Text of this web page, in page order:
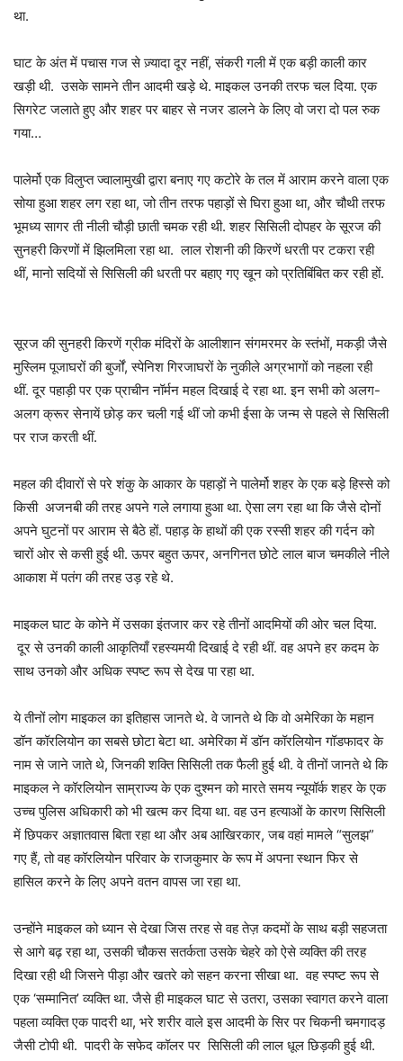
था.
घाट के अंत में पचास गज से ज़्यादा दूर नहीं, संकरी गली में एक बड़ी काली कार
खड़ी थी. उसके सामने तीन आदमी खड़े थे. माइकल उनकी तरफ चल दिया. एक
सिगरेट जलाते हुए और शहर पर बाहर से नजर डालने के लिए वो जरा दो पल रुक
गया…
पालेर्मो एक विलुप्त ज्वालामुखी द्वारा बनाए गए कटोरे के तल में आराम करने वाला एक
सोया हुआ शहर लग रहा था, जो तीन तरफ पहाड़ों से घिरा हुआ था, और चौथी तरफ
भूमध्य सागर ती नीली चौड़ी छाती चमक रही थी. शहर सिसिली दोपहर के सूरज की
सुनहरी किरणों में झिलमिला रहा था. लाल रोशनी की किरणें धरती पर टकरा रही
थीं, मानो सदियों से सिसिली की धरती पर बहाए गए खून को प्रतिबिंबित कर रही हों.
सूरज की सुनहरी किरणें ग्रीक मंदिरों के आलीशान संगमरमर के स्तंभों, मकड़ी जैसे
मुस्लिम पूजाघरों की बुर्जों, स्पेनिश गिरजाघरों के नुकीले अग्रभागों को नहला रही
थीं. दूर पहाड़ी पर एक प्राचीन नॉर्मन महल दिखाई दे रहा था. इन सभी को अलग-
अलग क्रूर सेनायें छोड़ कर चली गई थीं जो कभी ईसा के जन्म से पहले से सिसिली
पर राज करती थीं.
महल की दीवारों से परे शंकु के आकार के पहाड़ों ने पालेर्मो शहर के एक बड़े हिस्से को
किसी अजनबी की तरह अपने गले लगाया हुआ था. ऐसा लग रहा था कि जैसे दोनों
अपने घुटनों पर आराम से बैठे हों. पहाड़ के हाथों की एक रस्सी शहर की गर्दन को
चारों ओर से कसी हुई थी. ऊपर बहुत ऊपर, अनगिनत छोटे लाल बाज चमकीले नीले
आकाश में पतंग की तरह उड़ रहे थे.
माइकल घाट के कोने में उसका इंतजार कर रहे तीनों आदमियों की ओर चल दिया.
दूर से उनकी काली आकृतियाँ रहस्यमयी दिखाई दे रही थीं. वह अपने हर कदम के
साथ उनको और अधिक स्पष्ट रूप से देख पा रहा था.
ये तीनों लोग माइकल का इतिहास जानते थे. वे जानते थे कि वो अमेरिका के महान
डॉन कॉरलियोन का सबसे छोटा बेटा था. अमेरिका में डॉन कॉरलियोन गॉडफादर के
नाम से जाने जाते थे, जिनकी शक्ति सिसिली तक फैली हुई थी. वे तीनों जानते थे कि
माइकल ने कॉरलियोन साम्राज्य के एक दुश्मन को मारते समय न्यूयॉर्क शहर के एक
उच्च पुलिस अधिकारी को भी खत्म कर दिया था. वह उन हत्याओं के कारण सिसिली
में छिपकर अज्ञातवास बिता रहा था और अब आखिरकार, जब वहां मामले “सुलझ”
गए हैं, तो वह कॉरलियोन परिवार के राजकुमार के रूप में अपना स्थान फिर से
हासिल करने के लिए अपने वतन वापस जा रहा था.
उन्होंने माइकल को ध्यान से देखा जिस तरह से वह तेज़ कदमों के साथ बड़ी सहजता
से आगे बढ़ रहा था, उसकी चौकस सतर्कता उसके चेहरे को ऐसे व्यक्ति की तरह
दिखा रही थी जिसने पीड़ा और खतरे को सहन करना सीखा था. वह स्पष्ट रूप से
एक ‘सम्मानित’ व्यक्ति था. जैसे ही माइकल घाट से उतरा, उसका स्वागत करने वाला
पहला व्यक्ति एक पादरी था, भरे शरीर वाले इस आदमी के सिर पर चिकनी चमगादड़
जैसी टोपी थी. पादरी के सफेद कॉलर पर सिसिली की लाल धूल छिड़की हुई थी.